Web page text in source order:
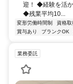
迎！ ◆経験を活
◆残業平均10...
変形労働時間制 資格取
賞与あり
ブランクOK
業務委託